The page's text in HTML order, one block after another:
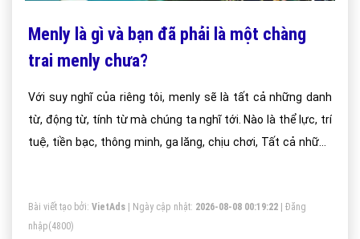
Menly là gì và bạn đã phải là một chàng
trai menly chưa?
Với suy nghĩ của riêng tôi, menly sẽ là tất cả những danh
từ, động từ, tính từ mà chúng ta nghĩ tới. Nào là thể lực, trí
tuệ, tiền bạc, thông minh, ga lăng, chịu chơi, Tất cả những
kinh tế, chính trị đương nhiên sẽ có những đánh giá khác là
khác nhau. Ngay cả ở trong cùng đất nước, cùng địa
Bài viết tạo bởi: VietAds | Ngày cập nhật: 2026-08-08 00:19:22
Đăng
nhập(4800)